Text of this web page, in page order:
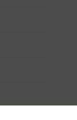
u periodu